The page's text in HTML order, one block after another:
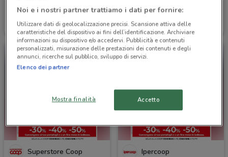
Foxy
Scade il 13/08 890 m
Ferrarelle
Scade il 16/08
Superstore Coop Ipercoop
Noi e i nostri partner trattiamo i dati per fornire:
Utilizzare dati di geolocalizzazione precisi. Scansione attiva delle
caratteristiche del dispositivo ai fini dell’identificazione. Archiviare
informazioni su dispositivo e/o accedervi. Pubblicità e contenuti
personalizzati, misurazione delle prestazioni dei contenuti e degli
annunci, ricerche sul pubblico, sviluppo di servizi.
Elenco dei partner
Mostra finalità Accetto